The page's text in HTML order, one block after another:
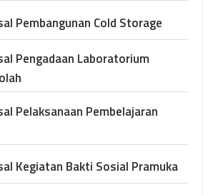
Pembangunan Cold Storage
Pengadaan Laboratorium
Pelaksanaan Pembelajaran
Kegiatan Bakti Sosial Pramuka